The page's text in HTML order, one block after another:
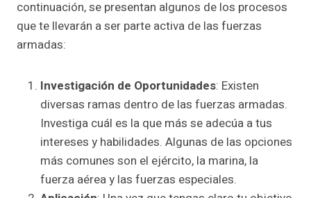
continuación, se presentan algunos de los procesos
que te llevarán a ser parte activa de las fuerzas
armadas:
Investigación de Oportunidades: Existen
diversas ramas dentro de las fuerzas armadas.
Investiga cuál es la que más se adecúa a tus
intereses y habilidades. Algunas de las opciones
más comunes son el ejército, la marina, la
fuerza aérea y las fuerzas especiales.